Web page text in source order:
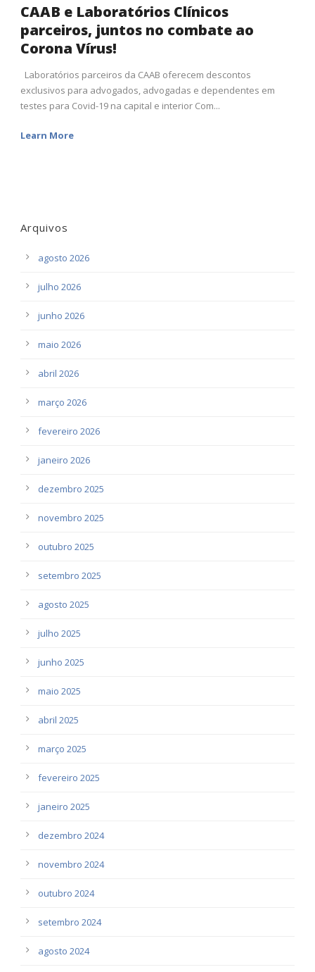
CAAB e Laboratórios Clínicos
parceiros, juntos no combate ao
Corona Vírus!
Laboratórios parceiros da CAAB oferecem descontos
exclusivos para advogados, advogadas e dependentes em
testes para Covid-19 na capital e interior Com...
Learn More
Arquivos
agosto 2026
julho 2026
junho 2026
maio 2026
abril 2026
março 2026
fevereiro 2026
janeiro 2026
dezembro 2025
novembro 2025
outubro 2025
setembro 2025
agosto 2025
julho 2025
junho 2025
maio 2025
abril 2025
março 2025
fevereiro 2025
janeiro 2025
dezembro 2024
novembro 2024
outubro 2024
setembro 2024
agosto 2024